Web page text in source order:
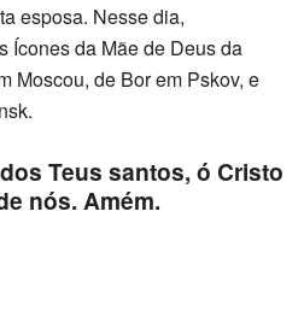
esposa. Nesse dia,
Ícones da Mãe de Deus da
Moscou, de Bor em Pskov, e
Teus santos, ó Cristo
nós. Amém.